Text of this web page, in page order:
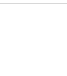
klar til salg.